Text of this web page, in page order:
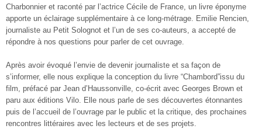
Charbonnier et raconté par l’actrice Cécile de France, un livre éponyme
apporte un éclairage supplémentaire à ce long-métrage. Emilie Rencien,
journaliste au Petit Solognot et l’un de ses co-auteurs, a accepté de
répondre à nos questions pour parler de cet ouvrage.
Après avoir évoqué l’envie de devenir journaliste et sa façon de
s’informer, elle nous explique la conception du livre “Chambord”issu du
film, préfacé par Jean d’Haussonville, co-écrit avec Georges Brown et
paru aux éditions Vilo. Elle nous parle de ses découvertes étonnantes
puis de l’accueil de l’ouvrage par le public et la critique, des prochaines
rencontres littéraires avec les lecteurs et de ses projets.